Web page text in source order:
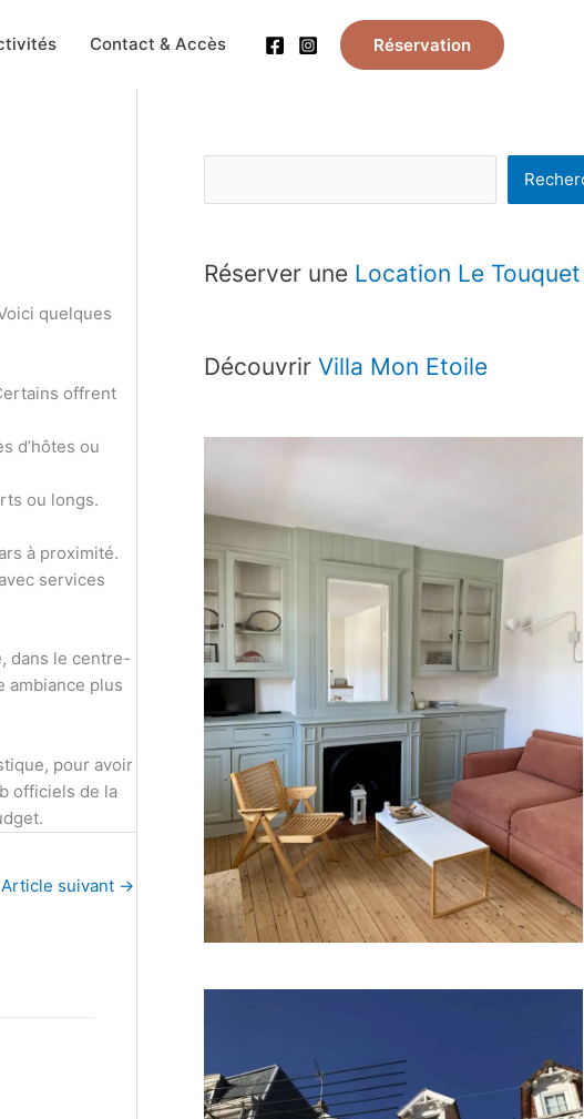
Contact & Accès Réservation
quelques
offrent
d’hôtes ou
ou longs.
à proximité.
services
dans le centre-
ambiance plus
pour avoir
officiels de la
Article suivant →
e
e
Réserver une Location Le Touquet
Découvrir Villa Mon Etoile